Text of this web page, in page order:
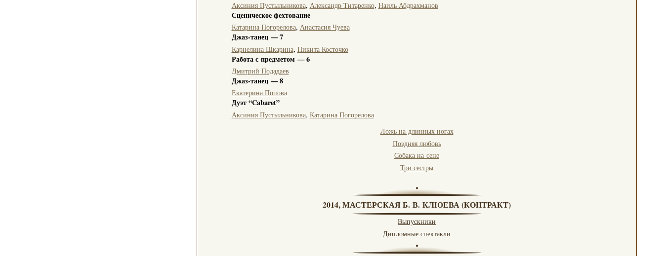
Аксиния Пустыльникова, Александр Титаренко, Наиль Абдрахманов
Сценическое фехтование
Катарина Погорелова, Анастасия Чуева
Джаз-танец — 7
Карнелина Шкарина, Никита Косточко
Работа с предметом — 6
Дмитрий Подадаев
Джаз-танец — 8
Екатерина Попова
Дуэт “Cabaret”
Аксиния Пустыльникова, Катарина Погорелова
Ложь на длинных ногах
Поздняя любовь
Собака на сене
Три сестры
2014, МАСТЕРСКАЯ Б. В. КЛЮЕВА (КОНТРАКТ)
Выпускники
Дипломные спектакли